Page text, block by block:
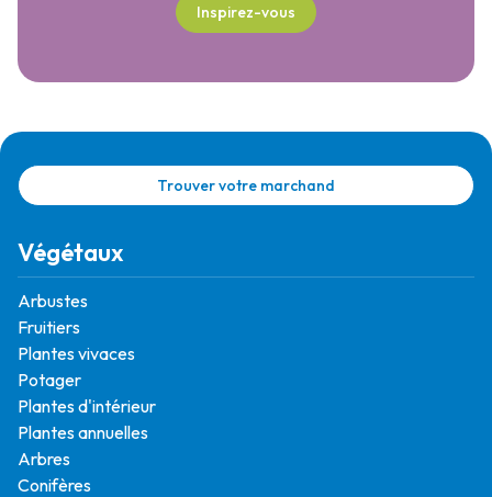
Inspirez-vous
Trouver votre marchand
Végétaux
Arbustes
Fruitiers
Plantes vivaces
Potager
Plantes d'intérieur
Plantes annuelles
Arbres
Conifères